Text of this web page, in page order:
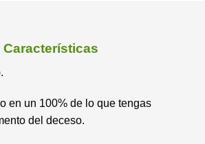
Características
en un 100% de lo que tengas
del deceso.